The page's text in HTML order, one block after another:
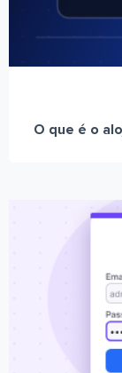
O que é o